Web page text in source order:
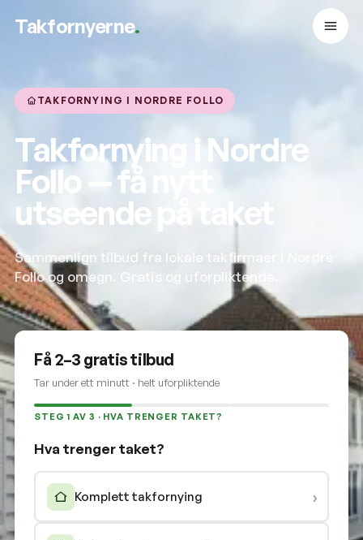
Takfornyerne.
TAKFORNYING I NORDRE FOLLO
Takfornying i Nordre
Follo — få nytt
utseende på taket
Sammenlign tilbud fra lokale takfirmaer i Nordre
Follo og omegn. Gratis og uforpliktende.
Få 2–3 gratis tilbud
Tar under ett minutt · helt uforpliktende
STEG 1 AV 3 · HVA TRENGER TAKET?
Hva trenger taket?
Komplett takfornying ›